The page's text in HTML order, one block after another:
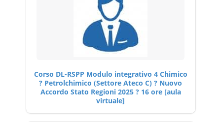
Corso DL-RSPP Modulo integrativo 4 Chimico
? Petrolchimico (Settore Ateco C) ? Nuovo
Accordo Stato Regioni 2025 ? 16 ore [aula
virtuale]